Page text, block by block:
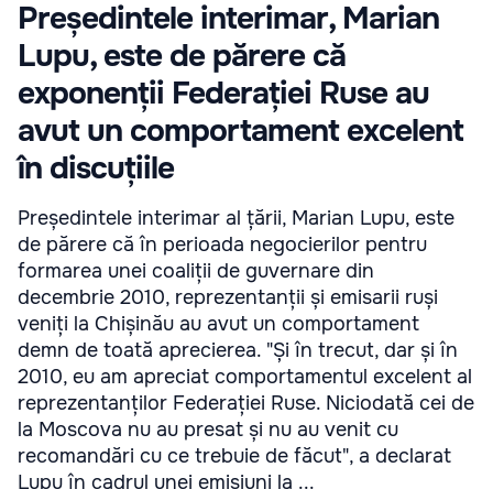
Președintele interimar, Marian
Lupu, este de părere că
exponenții Federației Ruse au
avut un comportament excelent
în discuțiile
Președintele interimar al țării, Marian Lupu, este
de părere că în perioada negocierilor pentru
formarea unei coaliții de guvernare din
decembrie 2010, reprezentanții și emisarii ruși
veniți la Chișinău au avut un comportament
demn de toată aprecierea. "Și în trecut, dar și în
2010, eu am apreciat comportamentul excelent al
reprezentanților Federației Ruse. Niciodată cei de
la Moscova nu au presat și nu au venit cu
recomandări cu ce trebuie de făcut", a declarat
Lupu în cadrul unei emisiuni la ...